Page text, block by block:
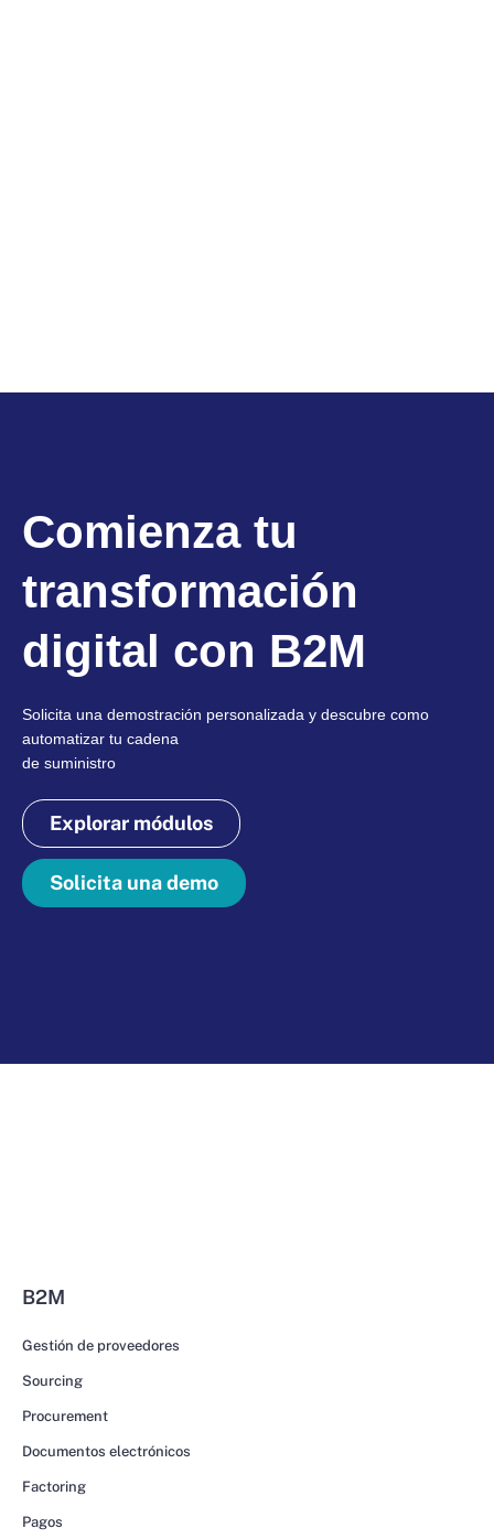
Comienza tu
transformación
digital con B2M
Solicita una demostración personalizada y descubre como
automatizar tu cadena
de suministro
Explorar módulos
Solicita una demo
B2M
Gestión de proveedores
Sourcing
Procurement
Documentos electrónicos
Factoring
Pagos